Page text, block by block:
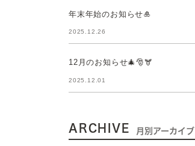
年末年始のお知らせ🎍
2025.12.26
12月のお知らせ🎄🎅🫎
2025.12.01
ARCHIVE 月別アーカイブ